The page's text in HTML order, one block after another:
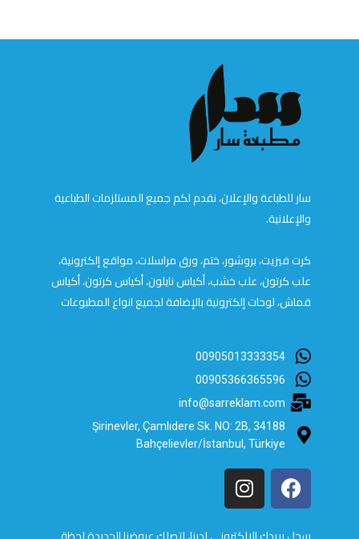
سار للطباعة والإعلان، نقدم لكم جميع المستلزمات الطباعية
والإعلانية.
كرت فيزيت، بروشور، ختم، ورق مراسلات، مواقع إلكترونية،
علب كرتون، علب خشب، أكياس نايلون، أكياس كرتون، أكياس
قماش، لوحات إلكترونية بالإضافة لجميع انواع المطبوعات
00905013333354
00905366365596
info@sarreklam.com
Şirinevler, Çamlıdere Sk. NO: 2B, 34188
Bahçelievler/İstanbul, Türkiye